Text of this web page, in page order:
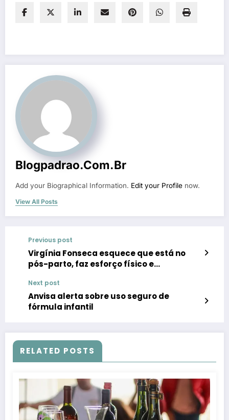
Blogpadrao.com.br
Add your Biographical Information. Edit your Profile now.
View All Posts
Previous post
Virgínia Fonseca esquece que está no
pós-parto, faz esforço físico e
cesárea
Next post
Anvisa alerta sobre uso seguro de
fórmula infantil
RELATED POSTS